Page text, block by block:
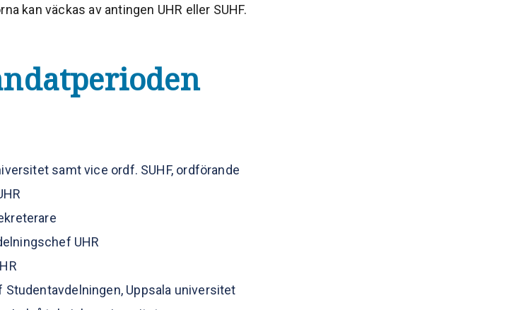
kan väckas av antingen UHR eller SUHF.
samt vice ordf. SUHF, ordförande
UHR
Studentavdelningen, Uppsala universitet